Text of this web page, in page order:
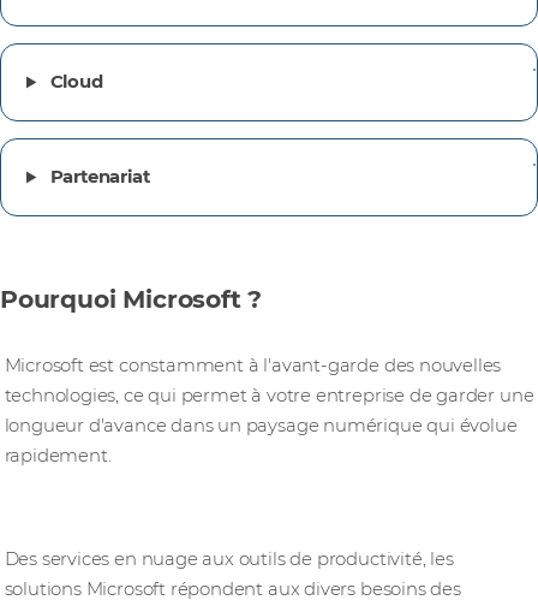
Cloud
Partenariat
Pourquoi Microsoft ?
Microsoft est constamment à l'avant-garde des nouvelles
technologies, ce qui permet à votre entreprise de garder une
longueur d'avance dans un paysage numérique qui évolue
rapidement.
Des services en nuage aux outils de productivité, les
solutions Microsoft répondent aux divers besoins des